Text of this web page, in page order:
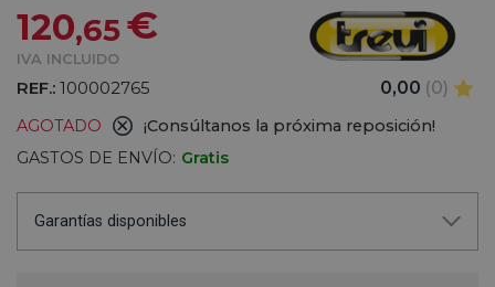
120,65€
IVA INCLUIDO
REF.: 100002765 0,00 (0)
AGOTADO
¡Consúltanos la próxima reposición!
GASTOS DE ENVÍO: Gratis
Garantías disponibles